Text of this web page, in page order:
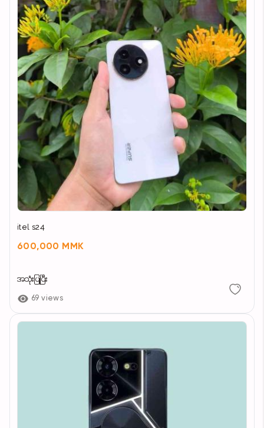
itel s24
600,000 MMK
အသုံးပြုပြီး
69 views